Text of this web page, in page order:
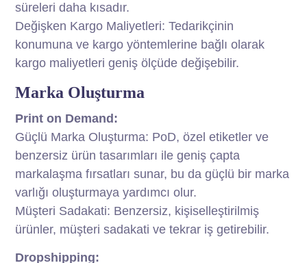
süreleri daha kısadır.
Değişken Kargo Maliyetleri: Tedarikçinin
konumuna ve kargo yöntemlerine bağlı olarak
kargo maliyetleri geniş ölçüde değişebilir.
Marka Oluşturma
Print on Demand:
Güçlü Marka Oluşturma: PoD, özel etiketler ve
benzersiz ürün tasarımları ile geniş çapta
markalaşma fırsatları sunar, bu da güçlü bir marka
varlığı oluşturmaya yardımcı olur.
Müşteri Sadakati: Benzersiz, kişiselleştirilmiş
ürünler, müşteri sadakati ve tekrar iş getirebilir.
Dropshipping: